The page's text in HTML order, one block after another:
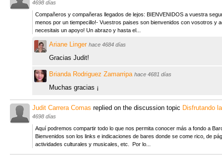
4698 días
Compañeros y compañeras llegados de lejos: BIENVENIDOS a vuestra
menos por un tiempecillo!- Vuestros paises son bienvenidos con vosotros y
necesitais un apoyo! Un abrazo y hasta el...
Ariane Linger hace 4684 días
Gracias Judit!
Brianda Rodriguez Zamarripa hace 4681 días
Muchas gracias ¡
Judit Carrera Comas replied on the discussion topic Disfrutando
4698 días
Aquí podremos compartir todo lo que nos permita conocer más a fondo a
Bienvenidos son los links e indicaciones de bares donde se come rico, de
actividades culturales y musicales, etc. Por lo...